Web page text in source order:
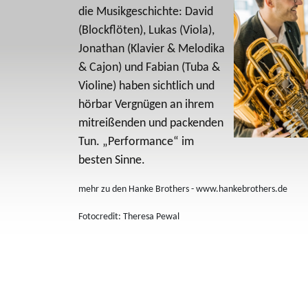
die Musikgeschichte: David
(Blockflöten), Lukas (Viola),
Jonathan (Klavier & Melodika
& Cajon) und Fabian (Tuba &
Violine) haben sichtlich und
hörbar Vergnügen an ihrem
mitreißenden und packenden
Tun. „Performance“ im
besten Sinne.
mehr zu den Hanke Brothers - www.hankebrothers.de
Fotocredit: Theresa Pewal